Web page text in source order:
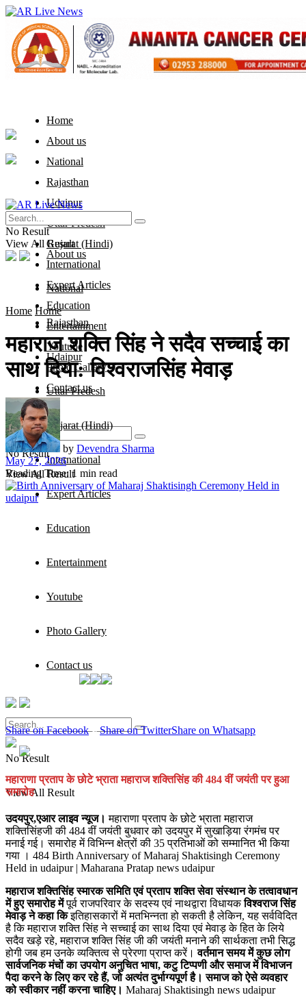
Home
About us
National
Rajasthan
Udaipur
Uttar Predesh
Gujarat (Hindi)
International
Expert Articles
Education
Entertainment
Youtube
Photo Gallery
Contact us
No Result
View All Result
About us
National
Rajasthan
Udaipur
Uttar Predesh
Gujarat (Hindi)
International
Expert Articles
Education
Entertainment
Youtube
Photo Gallery
Contact us
No Result
View All Result
No Result
View All Result
Home Home
महाराज शक्ति सिंह ने सदैव सच्चाई का
साथ दिया: विश्वराजसिंह मेवाड़
by Devendra Sharma
May 27, 2026
Reading Time: 1 min read
Share on Facebook Share on TwitterShare on Whatsapp
महाराणा प्रताप के छोटे भ्राता महाराज शक्तिसिंह की 484 वीं जयंती पर हुआ
समारोह
उदयपुर,एआर लाइव न्यूज। महाराणा प्रताप के छोटे भ्राता महाराज
शक्तिसिंहजी की 484 वीं जयंती बुधवार को उदयपुर में सुखाड़िया रंगमंच पर
मनाई गई। समारोह में विभिन्न क्षेत्रों की 35 प्रतिभाओं को सम्मानित भी किया
गया । 484 Birth Anniversary of Maharaj Shaktisingh Ceremony
Held in udaipur | Maharana Pratap news udaipur
महाराज शक्तिसिंह स्मारक समिति एवं प्रताप शक्ति सेवा संस्थान के तत्वावधान
में हुए समारोह मेंपूर्व राजपरिवार के सदस्य एवं नाथद्वारा विधायकविश्वराज सिंह
मेवाड़ ने कहा किइतिहासकारों में मतभिन्नता हो सकती है लेकिन, यह सर्वविदित
है कि महाराज शक्ति सिंह ने सच्चाई का साथ दिया एवं मेवाड़ के हित के लिये
सदैव खड़े रहे, महाराज शक्ति सिंह जी की जयंती मनाने की सार्थकता तभी सिद्ध
होगी जब हम उनके व्यक्तित्व से प्रेरणा प्राप्त करें।वर्तमान समय में कुछ लोग
सार्वजनिक मंचों का उपयोग अनुचित भाषा, कटु टिप्पणी और समाज में विभाजन
पैदा करने के लिए कर रहे हैं, जो अत्यंत दुर्भाग्यपूर्ण है। समाज को ऐसे व्यवहार
को स्वीकार नहीं करना चाहिए। Maharaj Shaktisingh news udaipur